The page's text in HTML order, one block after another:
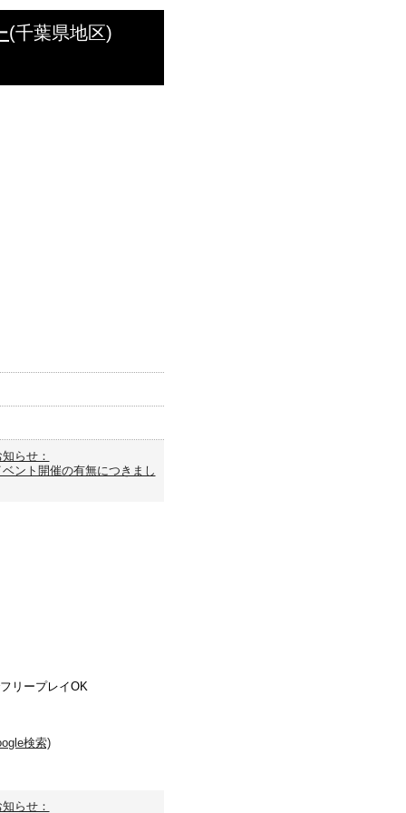
(千葉県地区)
らせ：
ント開催の有無につきまし
リープレイOK
検索)
らせ：